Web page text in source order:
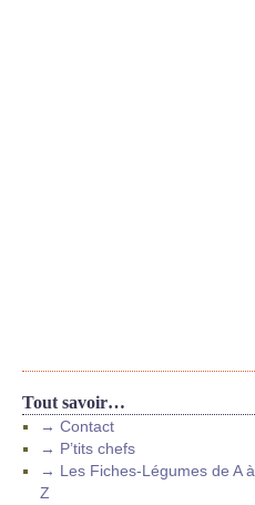
Tout savoir…
→ Contact
→ P’tits chefs
→ Les Fiches-Légumes de A à
Z